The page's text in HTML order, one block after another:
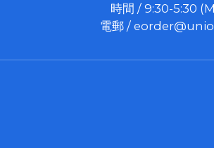
時間 / 9:30-5:30
電郵 /